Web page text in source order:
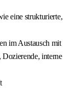
eine strukturierte,
im Austausch mit
interne